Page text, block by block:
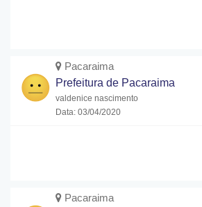
Pacaraima
Prefeitura de Pacaraima
valdenice nascimento
Data: 03/04/2020
Pacaraima